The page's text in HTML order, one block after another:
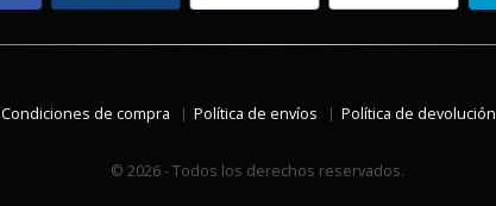
Condiciones de compra Política de envíos Política de devolución
© 2026 - Todos los derechos reservados.